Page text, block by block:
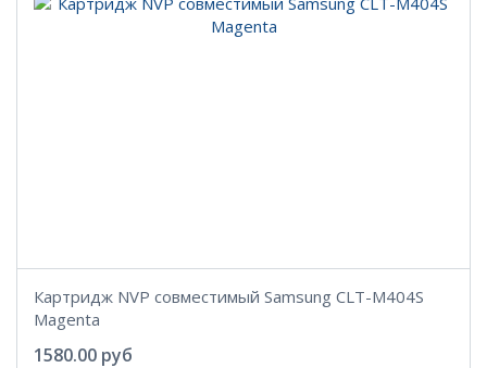
Картридж NVP совместимый Samsung CLT-M404S
Magenta
1580.00 руб